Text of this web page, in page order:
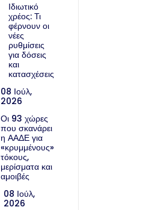
Ιδιωτικό
χρέος: Τι
φέρνουν οι
νέες
ρυθμίσεις
για δόσεις
και
κατασχέσεις
08 Ιούλ,
2026
Οι 93 χώρες
που σκανάρει
η ΑΑΔΕ για
«κρυμμένους»
τόκους,
μερίσματα και
αμοιβές
08 Ιούλ,
2026